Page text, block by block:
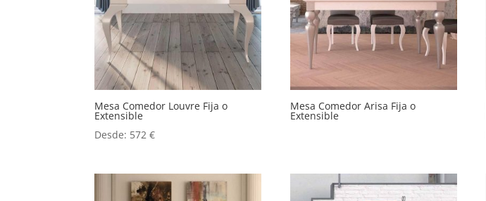
Mesa Comedor Louvre Fija o
Extensible
Desde: 572€
Mesa Comedor Arisa Fija o
Extensible